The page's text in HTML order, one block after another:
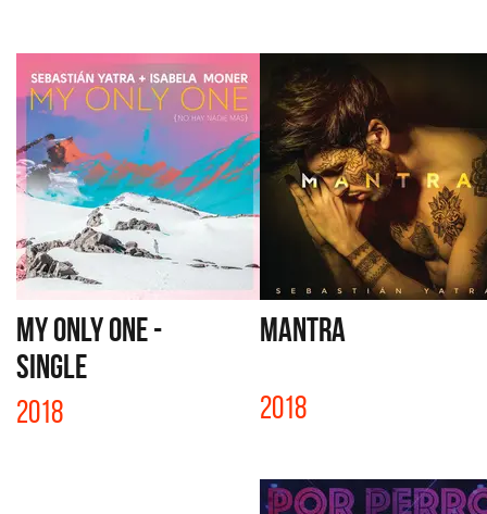
MY ONLY ONE -
SINGLE
2018
MANTRA
2018